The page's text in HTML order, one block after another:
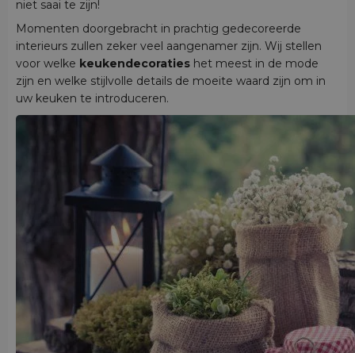
niet saai te zijn!
Momenten doorgebracht in prachtig gedecoreerde
interieurs zullen zeker veel aangenamer zijn. Wij stellen
voor welke keukendecoraties het meest in de mode
zijn en welke stijlvolle details de moeite waard zijn om in
uw keuken te introduceren.